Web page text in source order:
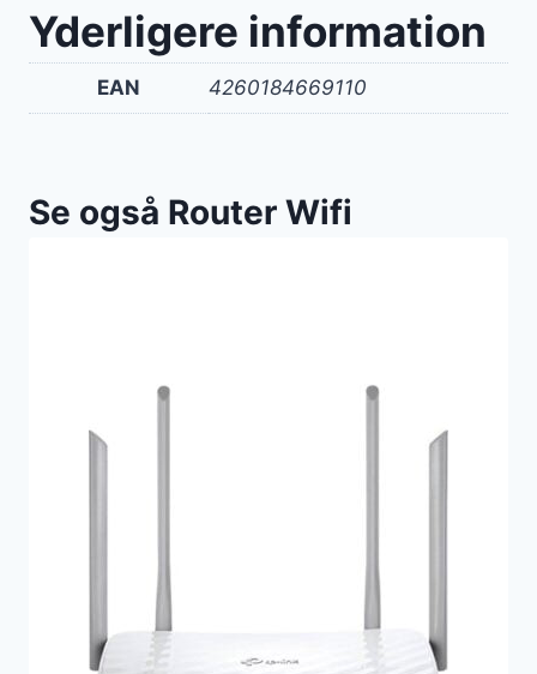
Yderligere information
EAN 4260184669110
Se også Router Wifi